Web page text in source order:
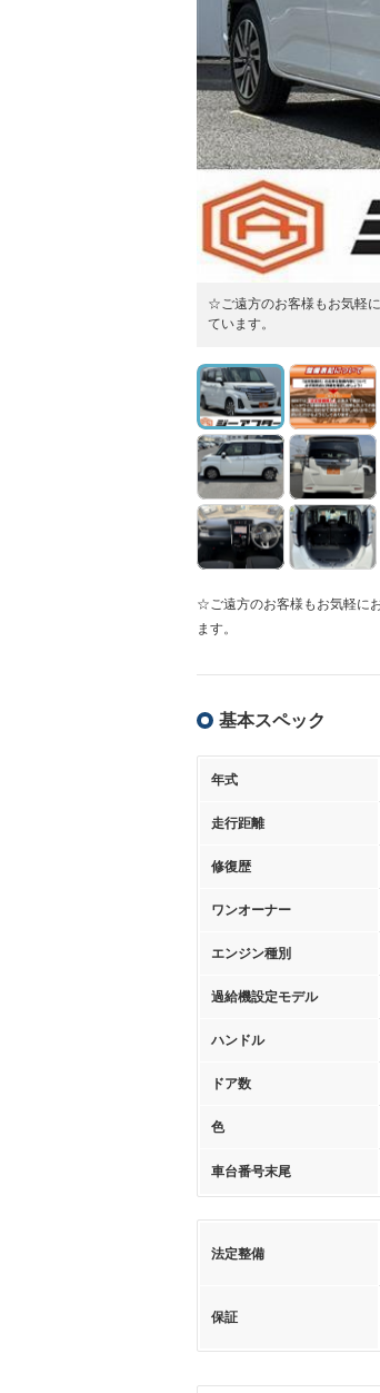
☆ご遠方のお客様もお気軽
ています。
☆ご遠方のお客様もお気軽に
ます。
基本スペック
年式
走行距離
修復歴
ワンオーナー
エンジン種別
過給機設定モデル
ハンドル
ドア数
色
車台番号末尾
法定整備
保証